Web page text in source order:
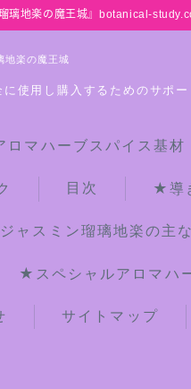
璃地楽の魔王城』botanical-
楽の魔王城
使用し購入するためのサポ
マハーブスパイス基
目次 ★導
ャスミン瑠璃地楽の主
★スペシャルアロマハ
サイトマップ
イス基材 プ